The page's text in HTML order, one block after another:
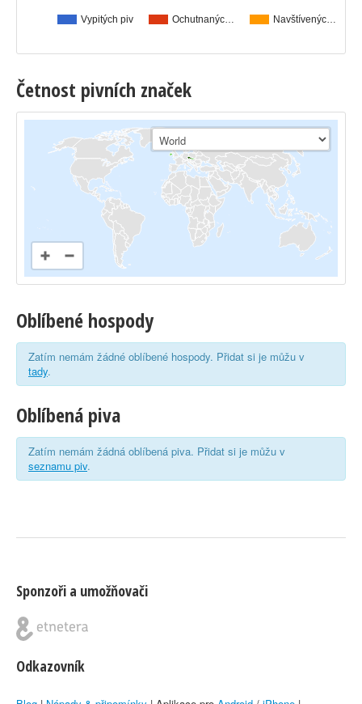
Vypitých piv Ochutnanýc… Navštívenýc…
Četnost pivních značek
Oblíbené hospody
Zatím nemám žádné oblíbené hospody. Přidat si je můžu v
tady.
Oblíbená piva
Zatím nemám žádná oblíbená piva. Přidat si je můžu v
seznamu piv.
Sponzoři a umožňovači
Odkazovník